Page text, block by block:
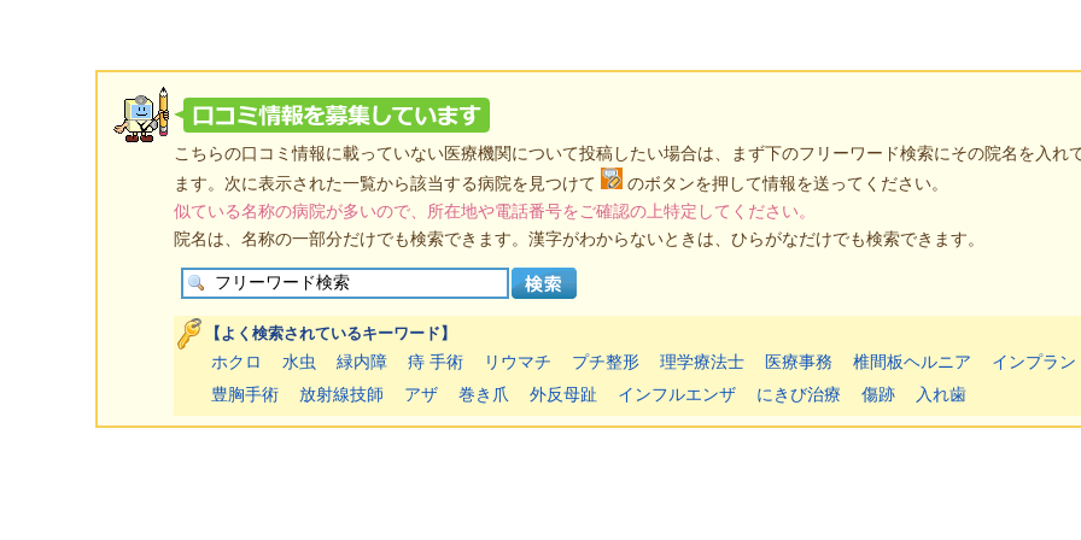
こちらの口コミ情報に載っていない医療機関について投稿したい場合は、まず下のフリーワード検索にその院名を入れ
ます。次に表示された一覧から該当する病院を見つけて
のボタンを押して情報を送ってください。
似ている名称の病院が多いので、所在地や電話番号をご確認の上特定してください。
院名は、名称の一部分だけでも検索できます。漢字がわからないときは、ひらがなだけでも検索できます。
【よく検索されているキーワード】
ホクロ 水虫 緑内障 痔 手術 リウマチ プチ整形 理学療法士 医療事務 椎間板ヘルニア
インプラン
豊胸手術
放射線技師 アザ 巻き爪 外反母趾 インフルエンザ にきび治療 傷跡 入れ歯